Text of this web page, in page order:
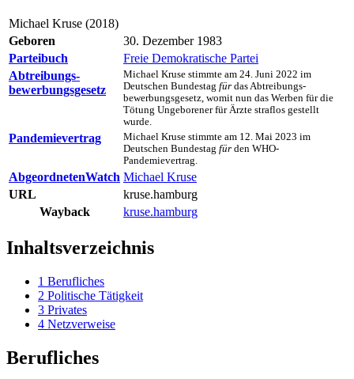
Michael Kruse (2018)
Geboren
30. Dezember 1983
Parteibuch
Freie Demokratische Partei
Abtreibungs­
bewerbungs­gesetz
Michael Kruse stimmte am 24. Juni 2022 im
Deutschen Bundes­tag für das Abtreibungs­
bewerbungs­gesetz, womit nun das Werben für die
Tötung Ungeborener für Ärzte straflos gestellt
wurde.
Pandemie­vertrag
Michael Kruse stimmte am 12. Mai 2023 im
Deutschen Bundes­tag für den WHO-
Pandemievertrag.
AbgeordnetenWatch Michael Kruse
URL
kruse.hamburg
Wayback
kruse.hamburg
Inhaltsverzeichnis
1 Berufliches
2 Politische Tätigkeit
3 Privates
4 Netzverweise
Berufliches